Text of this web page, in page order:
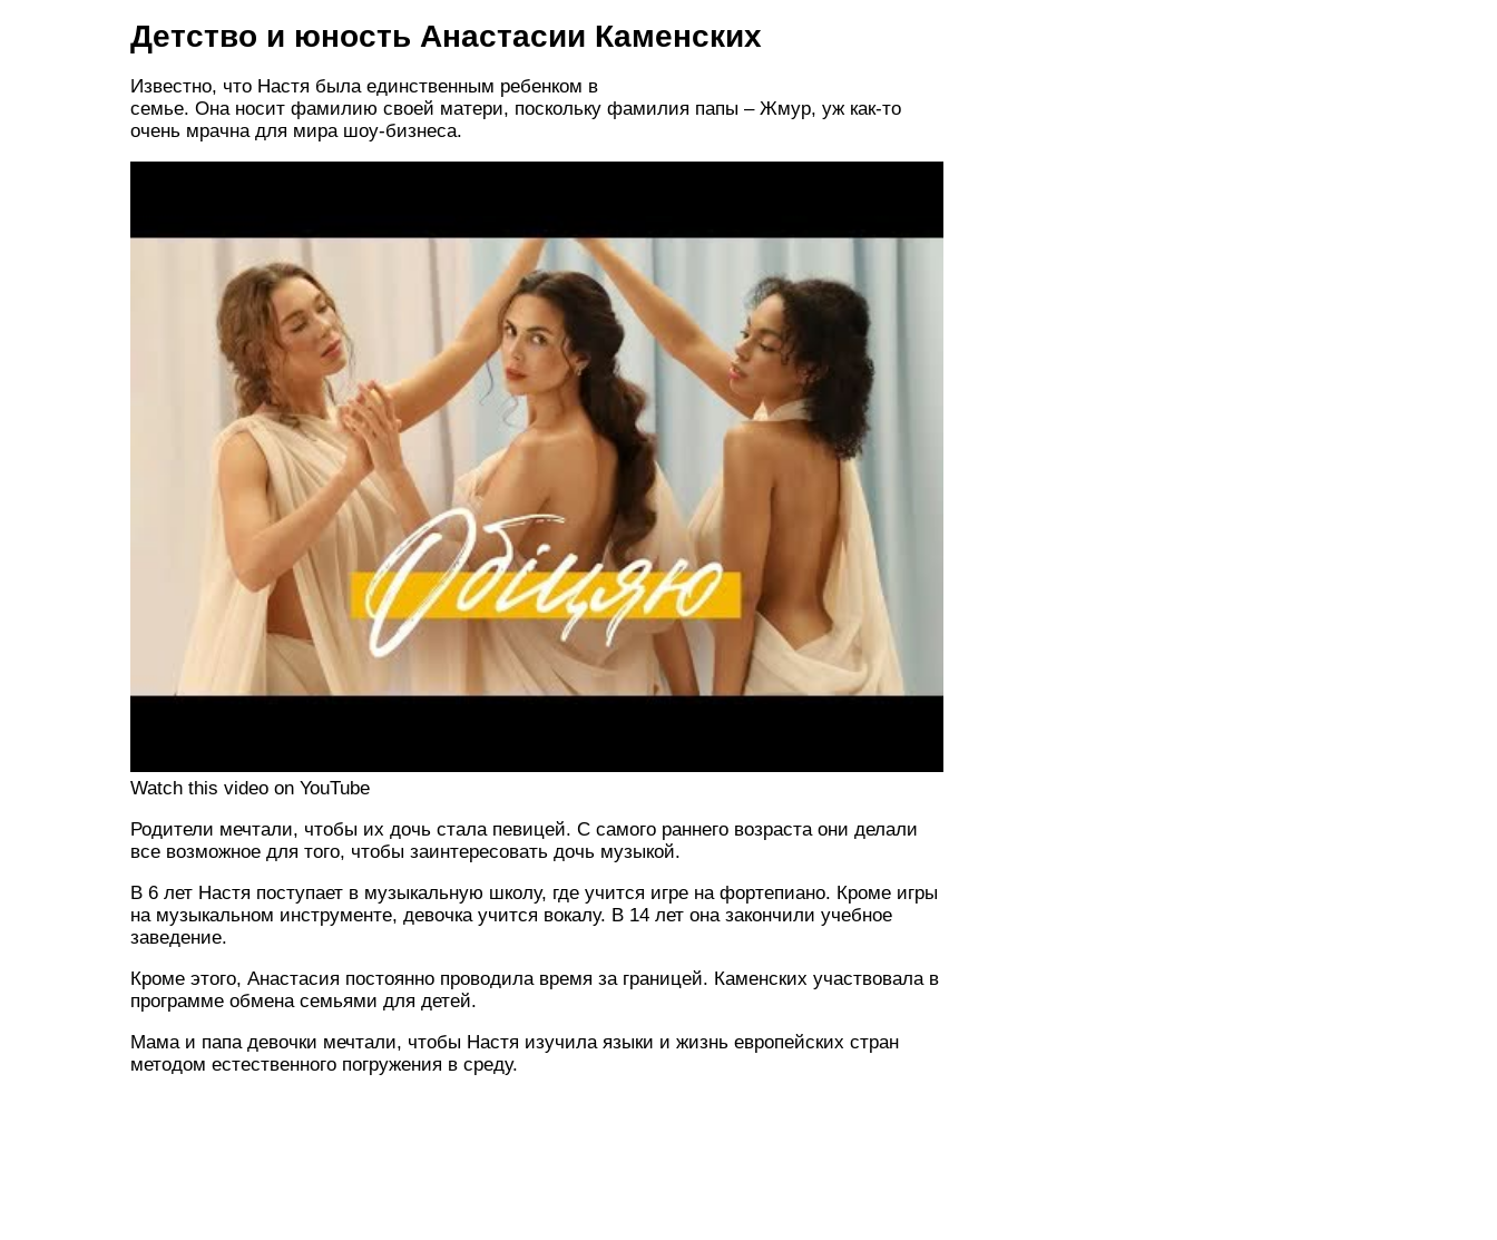
Детство и юность Анастасии Каменских
Известно, что Настя была единственным ребенком в
семье. Она носит фамилию своей матери, поскольку фамилия папы – Жмур, уж как-то
очень мрачна для мира шоу-бизнеса.
Watch this video on YouTube
Родители мечтали, чтобы их дочь стала певицей. С самого раннего возраста они делали
все возможное для того, чтобы заинтересовать дочь музыкой.
В 6 лет Настя поступает в музыкальную школу, где учится игре на фортепиано. Кроме игры
на музыкальном инструменте, девочка учится вокалу. В 14 лет она закончили учебное
заведение.
Кроме этого, Анастасия постоянно проводила время за границей. Каменских участвовала в
программе обмена семьями для детей.
Мама и папа девочки мечтали, чтобы Настя изучила языки и жизнь европейских стран
методом естественного погружения в среду.